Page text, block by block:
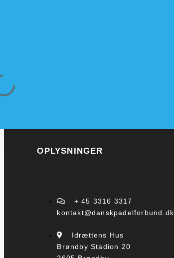
OPLYSNINGER
+ 45 3316 3317
kontakt@danskpadelforbund.dk
Idrættens Hus
Brøndby Stadion 20